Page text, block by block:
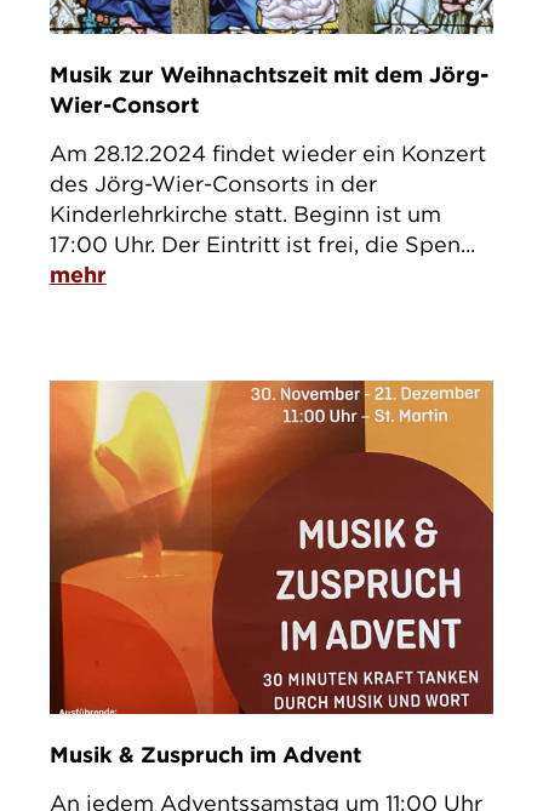
Musik zur Weihnachtszeit mit dem Jörg-
Wier-Consort
Am 28.12.2024 findet wieder ein Konzert
des Jörg-Wier-Consorts in der
Kinderlehrkirche statt. Beginn ist um
17:00 Uhr. Der Eintritt ist frei, die Spen...
mehr
Musik & Zuspruch im Advent
An jedem Adventssamstag um 11:00 Uhr